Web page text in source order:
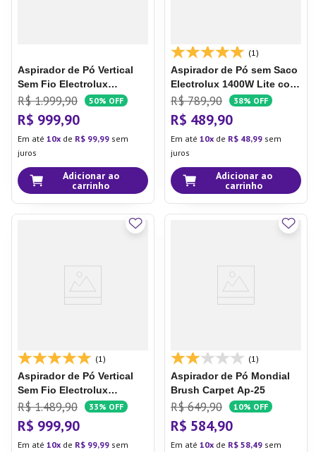
Aspirador de Pó Vertical
Sem Fio Electrolux
Ergorapido 2 em 1 Luz LED
até 45 min Azul (ERG28)
R$ 1.999,90 50% OFF
R$ 999,90
Em até 10 de R$ 99,99 sem
juros
Adicionar ao
carrinho
(1)
Aspirador de Pó sem Saco
Electrolux 1400W Lite com
Filtro HEPA Silencioso
Branco (LIT31)
R$ 789,90 38% OFF
R$ 489,90
Em até 10 de R$ 48,99 sem
juros
Adicionar ao
carrinho
(1)
Aspirador de Pó Vertical
Sem Fio Electrolux
Ergorapido 2 em 1 Luz LED
até 38 min Azul (ERG25N)
R$ 1.489,90 33% OFF
R$ 999,90
Em até 10 de R$ 99,99 sem
(1)
Aspirador de Pó Mondial
Brush Carpet Ap-25
R$ 649,90 10% OFF
R$ 584,90
Em até 10 de R$ 58,49 sem